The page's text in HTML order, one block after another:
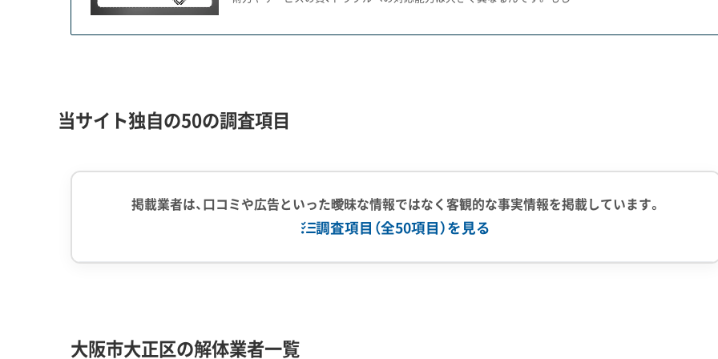
きました。この歴史が、解体工事に特有の注意点を生んでいます。
こうしたケースでは、解体の同意を得るために地主や全国の相続人全員との交渉が必要で、着工までに長い時間が
加えて、「ゆいまーる」の精神に代表される住民同士の強い繋がりも特徴です。だからこそ、工事前の挨拶では町
会長など地域に影響力のある方へ丁寧に説明することが、後のトラブルを防ぐ鍵になります。
解体工事・空き家対策の補助金
大正区内の多くの木造密集エリアが対象となる大阪市の補助金制度があり、特に延焼リスクが高い一部地域で
当サイト独自の50の調査項目
掲載業者は、口コミや広告といった曖昧な情報ではなく客観的な事実情報を掲載しています。
調査項目（全50項目）を見る
大阪市大正区の解体業者一覧